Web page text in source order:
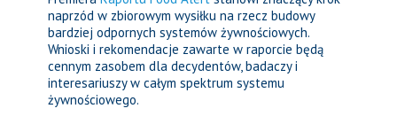
naprzód w zbiorowym wysiłku na rzecz budowy
bardziej odpornych systemów żywnościowych.
Wnioski i rekomendacje zawarte w raporcie będą
cennym zasobem dla decydentów, badaczy i
interesariuszy w całym spektrum systemu
żywnościowego.